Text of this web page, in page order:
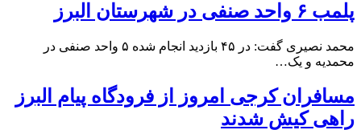
پلمب ۶ واحد صنفی در شهرستان البرز
محمد نصیری گفت: در ۴۵ بازدید انجام شده ۵ واحد صنفی در
محمدیه و یک…
مسافران کرجی امروز از فرودگاه پیام البرز
راهی کیش شدند